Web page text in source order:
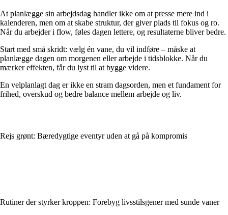
At planlægge sin arbejdsdag handler ikke om at presse mere ind i
kalenderen, men om at skabe struktur, der giver plads til fokus og ro.
Når du arbejder i flow, føles dagen lettere, og resultaterne bliver bedre.
Start med små skridt: vælg én vane, du vil indføre – måske at
planlægge dagen om morgenen eller arbejde i tidsblokke. Når du
mærker effekten, får du lyst til at bygge videre.
En velplanlagt dag er ikke en stram dagsorden, men et fundament for
frihed, overskud og bedre balance mellem arbejde og liv.
Rejs grønt: Bæredygtige eventyr uden at gå på kompromis
Rutiner der styrker kroppen: Forebyg livsstilsgener med sunde vaner